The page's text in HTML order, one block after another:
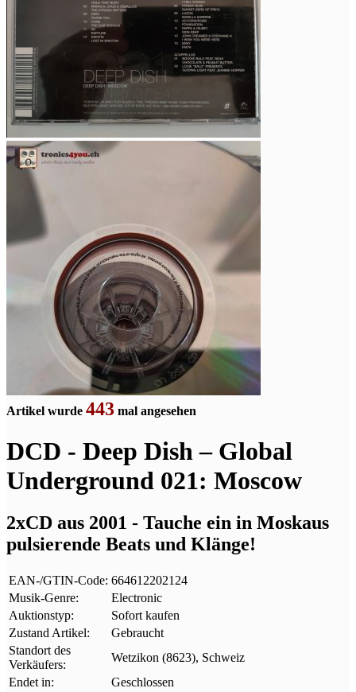
Artikel wurde 443 mal angesehen
DCD - Deep Dish – Global
Underground 021: Moscow
2xCD aus 2001 - Tauche ein in Moskaus
pulsierende Beats und Klänge!
EAN-/GTIN-Code: 664612202124
Musik-Genre:
Electronic
Auktionstyp:
Sofort kaufen
Zustand Artikel:
Gebraucht
Standort des
Verkäufers:
Wetzikon (8623), Schweiz
Endet in:
Geschlossen